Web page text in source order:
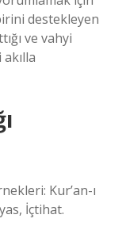
destekleyen
ve vahyi
Kur’an-ı
İçtihat.